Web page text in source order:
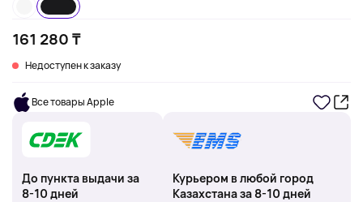
161 280 ₸
Недоступен к заказу
Все товары Apple
До пункта выдачи за
8-10 дней
Курьером в любой город
Казахстана за 8-10 дней